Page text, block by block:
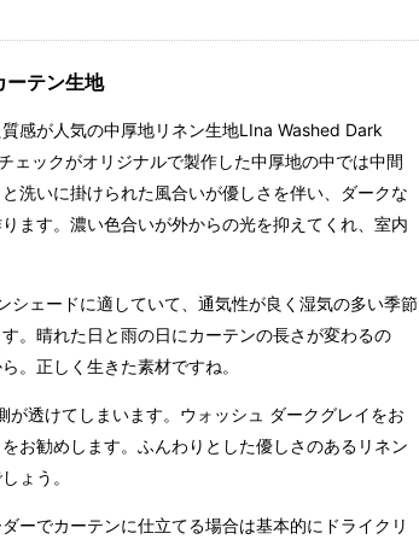
ーテン生地
感が人気の中厚地リネン生地LIna Washed Dark
ックがオリジナルで製作した中厚地の中では中間
洗いに掛けられた風合いが優しさを伴い、ダークな
ます。濃い色合いが外からの光を抑えてくれ、室内
シェードに適していて、通気性が良く湿気の多い季節
。晴れた日と雨の日にカーテンの長さが変わるの
。正しく生きた素材ですね。
透けてしまいます。ウォッシュ ダークグレイをお
お勧めします。ふんわりとした優しさのあるリネン
ょう。
ーでカーテンに仕立てる場合は基本的にドライクリ